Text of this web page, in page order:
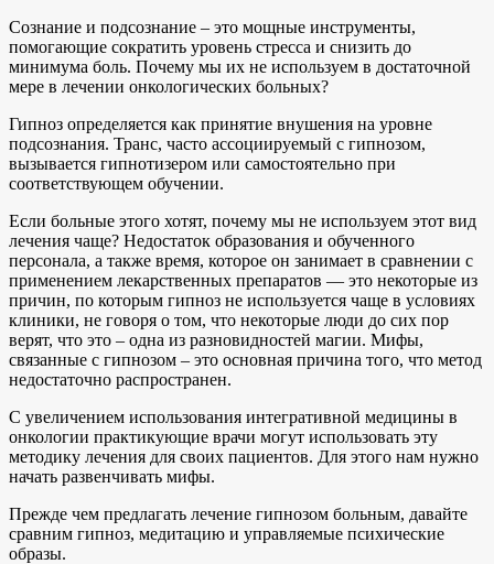
Сознание и подсознание – это мощные инструменты,
помогающие сократить уровень стресса и снизить до
минимума боль. Почему мы их не используем в достаточной
мере в лечении онкологических больных?
Гипноз определяется как принятие внушения на уровне
подсознания. Транс, часто ассоциируемый с гипнозом,
вызывается гипнотизером или самостоятельно при
соответствующем обучении.
Если больные этого хотят, почему мы не используем этот вид
лечения чаще? Недостаток образования и обученного
персонала, а также время, которое он занимает в сравнении с
применением лекарственных препаратов — это некоторые из
причин, по которым гипноз не используется чаще в условиях
клиники, не говоря о том, что некоторые люди до сих пор
верят, что это – одна из разновидностей магии. Мифы,
связанные с гипнозом – это основная причина того, что метод
недостаточно распространен.
С увеличением использования интегративной медицины в
онкологии практикующие врачи могут использовать эту
методику лечения для своих пациентов. Для этого нам нужно
начать развенчивать мифы.
Прежде чем предлагать лечение гипнозом больным, давайте
сравним гипноз, медитацию и управляемые психические
образы.